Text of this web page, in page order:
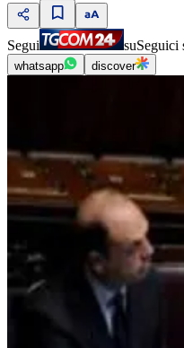
Segui suSeguici
whatsapp discover